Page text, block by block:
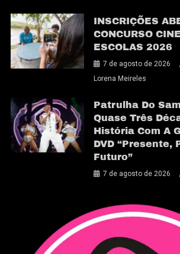
INSCRIÇÕES
CONCURSO
ESCOLAS 2026
7 de agosto de 2026
Lorena Meireles
Patrulha Do
Quase Três
História Com A
DVD “Presente,
Futuro”
7 de agosto de 2026